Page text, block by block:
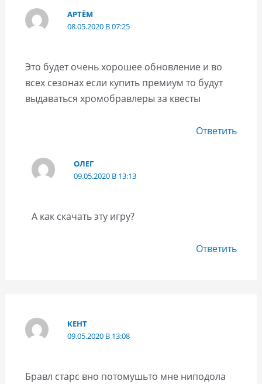
АРТЁМ
08.05.2020 В 07:25
Это будет очень хорошее обновление и во
всех сезонах если купить премиум то будут
выдаваться хромобравлеры за квесты
Ответить
ОЛЕГ
09.05.2020 В 13:13
А как скачать эту игру?
Ответить
КЕНТ
09.05.2020 В 13:08
Бравл старс вно потомушьто мне ниподола